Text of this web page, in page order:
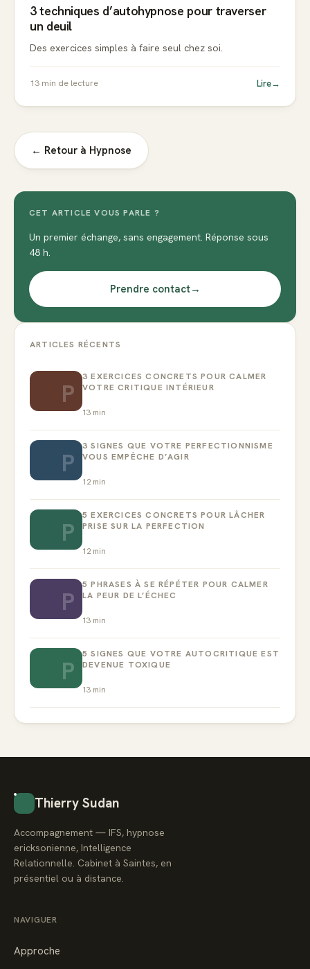
3 techniques d’autohypnose pour traverser
un deuil
Des exercices simples à faire seul chez soi.
13 min de lecture Lire→
← Retour à Hypnose
CET ARTICLE VOUS PARLE ?
Un premier échange, sans engagement. Réponse sous
48 h.
Prendre contact→
ARTICLES RÉCENTS
P
3 EXERCICES CONCRETS POUR CALMER
VOTRE CRITIQUE INTÉRIEUR
13 min
P
3 SIGNES QUE VOTRE PERFECTIONNISME
VOUS EMPÊCHE D’AGIR
12 min
P
5 EXERCICES CONCRETS POUR LÂCHER
PRISE SUR LA PERFECTION
12 min
P
5 PHRASES À SE RÉPÉTER POUR CALMER
LA PEUR DE L’ÉCHEC
13 min
P
5 SIGNES QUE VOTRE AUTOCRITIQUE EST
DEVENUE TOXIQUE
13 min
Thierry Sudan
Accompagnement — IFS, hypnose
ericksonienne, Intelligence
Relationnelle. Cabinet à Saintes, en
présentiel ou à distance.
NAVIGUER
Approche